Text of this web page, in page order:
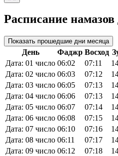
Расписание
Показать прошедшие дни месяца
День Фаджр Восход
Дата: 01 число 06:02 07:11
Дата: 02 число 06:03 07:12
Дата: 03 число 06:05 07:13
Дата: 04 число 06:06 07:13
Дата: 05 число 06:07 07:14
Дата: 06 число 06:08 07:15
Дата: 07 число 06:10 07:16
Дата: 08 число 06:11 07:17
Дата: 09 число 06:12 07:18